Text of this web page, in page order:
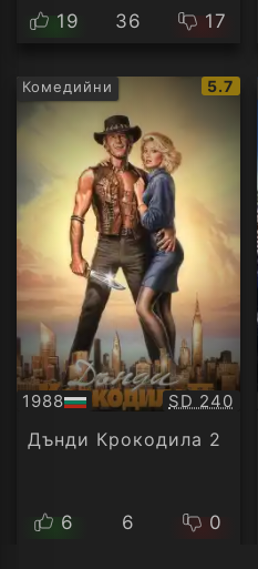
19 36 17
Комедийни
IMDb
5.7
1988
БГ
аудио
Качество:
SD 240
Дънди Крокодила 2
6 6 0